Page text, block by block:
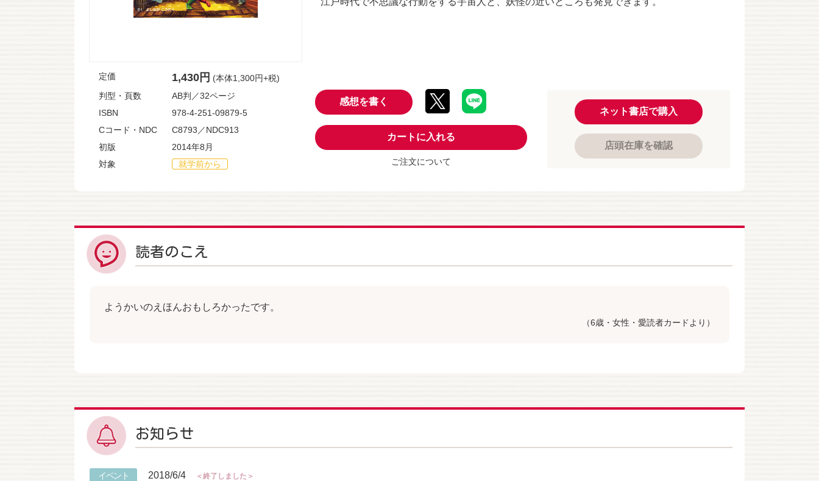
感想を書く
カートに入れる
ご注文について
定価 1,430円 (本体1,300円+税)
判型・頁数
AB判／32ページ
ISBN
978-4-251-09879-5
Cコード・NDC
C8793／NDC913
初版
2014年8月
対象
就学前から
ネット書店で購入
店頭在庫を確認
読者のこえ
ようかいのえほんおもしろかったです。
（6歳・女性・愛読者カードより）
お知らせ
イベント 2018/6/4 ＜終了しました＞